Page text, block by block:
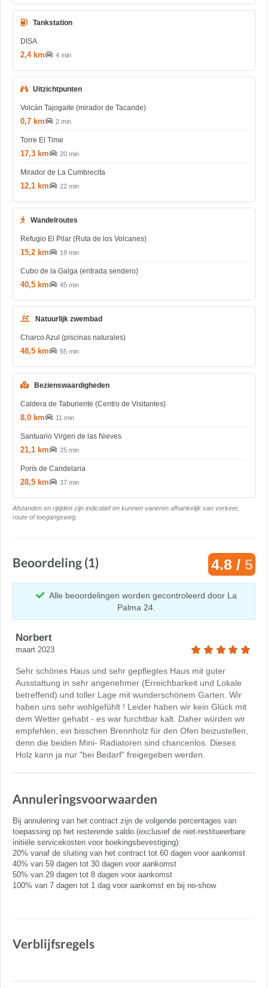
Tankstation
DISA
2,4 km 4 min
Uitzichtpunten
Volcán Tajogaite (mirador de Tacande)
0,7 km 2 min
Torre El Time
17,3 km 20 min
Mirador de La Cumbrecita
12,1 km 22 min
Wandelroutes
Refugio El Pilar (Ruta de los Volcanes)
15,2 km 19 min
Cubo de la Galga (entrada sendero)
40,5 km 45 min
Natuurlijk zwembad
Charco Azul (piscinas naturales)
48,5 km 55 min
Bezienswaardigheden
Caldera de Taburiente (Centro de Visitantes)
8,0 km 11 min
Santuario Virgen de las Nieves
21,1 km 25 min
Porís de Candelaria
28,5 km 37 min
Afstanden en rijtijden zijn indicatief en kunnen varieren afhankelijk van verkeer,
route of toegangsweg.
Beoordeling (1) 4.8 / 5
Alle beoordelingen worden gecontroleerd door La
Palma 24.
Norbert
maart 2023
Sehr schönes Haus und sehr gepflegtes Haus mit guter
Ausstattung in sehr angenehmer (Erreichbarkeit und Lokale
betreffend) und toller Lage mit wunderschönem Garten. Wir
haben uns sehr wohlgefühlt ! Leider haben wir kein Glück mit
dem Wetter gehabt - es war furchtbar kalt. Daher würden wir
empfehlen, ein bisschen Brennholz für den Ofen beizustellen,
denn die beiden Mini- Radiatoren sind chancenlos. Dieses
Holz kann ja nur "bei Bedarf" freigegeben werden.
Annuleringsvoorwaarden
Bij annulering van het contract zijn de volgende percentages van
toepassing op het resterende saldo (exclusief de niet-restitueerbare
initiële servicekosten voor boekingsbevestiging):
20% vanaf de sluiting van het contract tot 60 dagen voor aankomst
40% van 59 dagen tot 30 dagen voor aankomst
50% van 29 dagen tot 8 dagen voor aankomst
100% van 7 dagen tot 1 dag voor aankomst en bij no-show
Verblijfsregels